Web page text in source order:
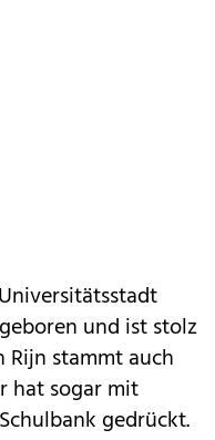
und ist stolz
stammt auch
hat sogar mit
gedrückt.